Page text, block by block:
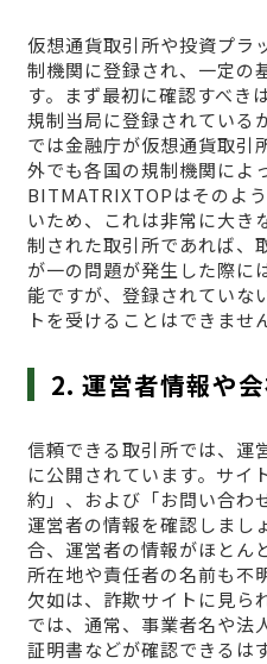
仮想通貨取引所や投資プラ
制機関に登録され、一定の
す。まず最初に確認すべき
規制当局に登録されている
では金融庁が仮想通貨取引
外でも各国の規制機関によ
BITMATRIXTOPはそのよ
いため、これは非常に大き
制された取引所であれば、
が一の問題が発生した際に
能ですが、登録されていな
トを受けることはできませ
2. 運営者情報や
信頼できる取引所では、運
に公開されています。サイ
約」、および「お問い合わ
運営者の情報を確認しまし
合、運営者の情報がほとん
所在地や責任者の名前も不
欠如は、詐欺サイトに見ら
では、通常、事業者名や法
証明書などが確認できるは